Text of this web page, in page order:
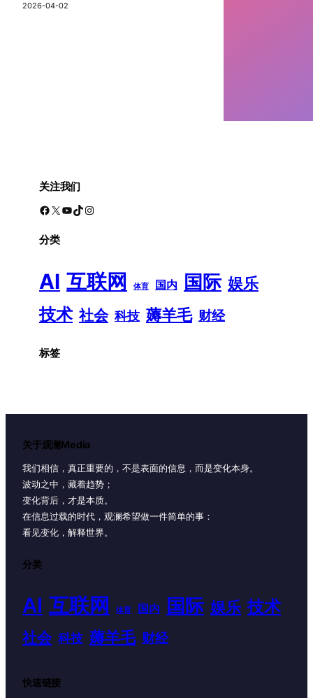
2026-04-02
关注我们
Facebook X YouTube TikTok Instagram
分类
AI 互联网 体育 国内 国际 娱乐
技术 社会 科技 薅羊毛 财经
标签
关于观澜Media
我们相信，真正重要的，不是表面的信息，而是变化本身。
波动之中，藏着趋势；
变化背后，才是本质。
在信息过载的时代，观澜希望做一件简单的事：
看见变化，解释世界。
分类
AI 互联网 体育 国内 国际 娱乐 技术
社会 科技 薅羊毛 财经
快速链接